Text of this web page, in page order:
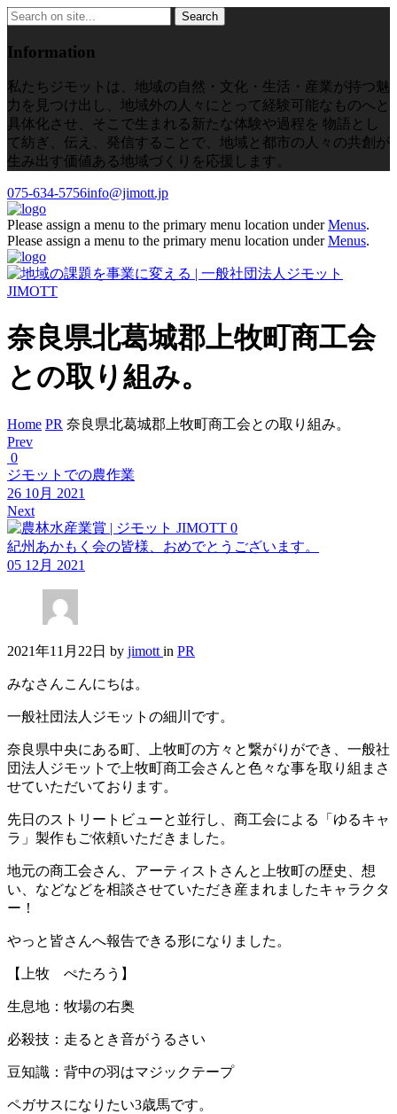
Information
私たちジモットは、地域の自然・文化・生活・産業が持つ魅
力を見つけ出し、地域外の人々にとって経験可能なものへと
具体化させ、そこで生まれる新たな体験や過程を 物語とし
て紡ぎ、伝え、発信することで、地域と都市の人々の共創が
生み出す価値ある地域づくりを応援します。
075-634-5756info@jimott.jp
Please assign a menu to the primary menu location underMenus.
Please assign a menu to the primary menu location underMenus.
奈良県北葛城郡上牧町商工会
との取り組み。
Home PR 奈良県北葛城郡上牧町商工会との取り組み。
Prev
0
ジモットでの農作業
26 10月 2021
Next
0
紀州あかもく会の皆様、おめでとうございます。
05 12月 2021
2021年11月22日 by jimott in PR
みなさんこんにちは。
一般社団法人ジモットの細川です。
奈良県中央にある町、上牧町の方々と繋がりができ、一般社
団法人ジモットで上牧町商工会さんと色々な事を取り組まさ
せていただいております。
先日のストリートビューと並行し、商工会による「ゆるキャ
ラ」製作もご依頼いただきました。
地元の商工会さん、アーティストさんと上牧町の歴史、想
い、などなどを相談させていただき産まれましたキャラクタ
ー！
やっと皆さんへ報告できる形になりました。
【上牧 ぺたろう】
生息地：牧場の右奥
必殺技：走るとき音がうるさい
豆知識：背中の羽はマジックテープ
ペガサスになりたい3歳馬です。